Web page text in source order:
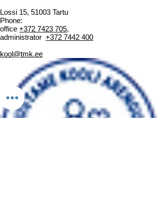
Lossi 15, 51003 Tartu
Phone:
office +372 7423 705,
administrator +372 7442 400
kool@tmk.ee